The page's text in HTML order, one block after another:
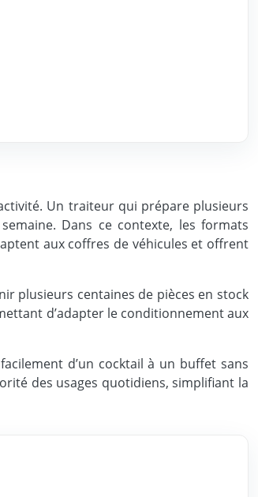
Un traiteur qui prépare plusieurs
Dans ce contexte, les formats
aux coffres de véhicules et offrent
plusieurs centaines de pièces en stock
d’adapter le conditionnement aux
d’un cocktail à un buffet sans
des usages quotidiens, simplifiant la